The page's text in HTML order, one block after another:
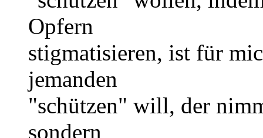
Opfern
stigmatisieren, ist für
jemanden
"schützen" will, der
sondern